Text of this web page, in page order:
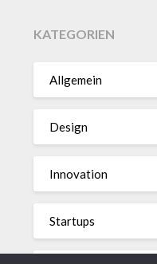
KATEGORIEN
Allgemein
Design
Innovation
Startups